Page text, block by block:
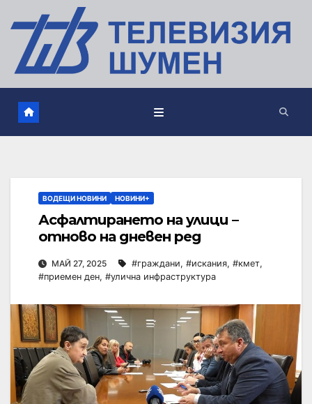
ВОДЕЩИ НОВИНИ НОВИНИ+
Асфалтирането на улици –
отново на дневен ред
МАЙ 27, 2025 #граждани, #искания, #кмет,
#приемен ден, #улична инфраструктура